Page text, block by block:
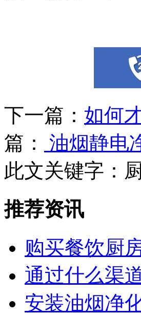
下一篇： 如何
篇：
油烟静电
此文关键字：
推荐资讯
购买餐饮厨
通过什么渠
安装油烟净